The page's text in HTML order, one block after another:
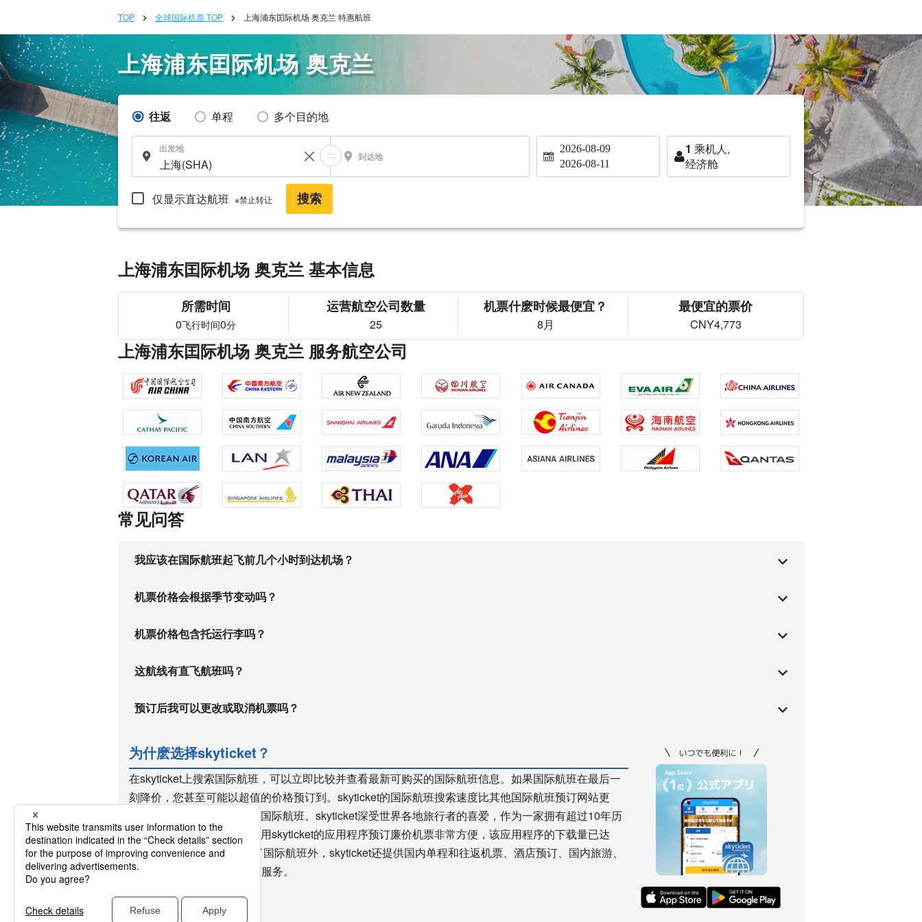
TOP 全球国际机票 TOP 上海浦东囯际机场 奥克兰 特惠航班
上海浦东囯际机场 奥克兰
往返 单程 多个目的地
出发地
到达地
2026-08-09
2026-08-11
1 乘机人,
经济舱
仅显示直达航班 ※禁止转让 搜索
上海浦东囯际机场 奥克兰 基本信息
所需时间
0飞行时间0分
运营航空公司数量
25
机票什麽时候最便宜？
8月
最便宜的票价
CNY4,773
上海浦东囯际机场 奥克兰 服务航空公司
常见问答
我应该在国际航班起飞前几个小时到达机场？
机票价格会根据季节变动吗？
机票价格包含托运行李吗？
这航线有直飞航班吗？
预订后我可以更改或取消机票吗？
为什麽选择skyticket？
在skyticket上搜索国际航班，可以立即比较并查看最新可购买的国际航班信息。如果国际航班在最后一
刻降价，您甚至可能以超值的价格预订到。skyticket的国际航班搜索速度比其他国际航班预订网站更
快，方便您在最后一刻预订国际航班。skyticket深受世界各地旅行者的喜爱，作为一家拥有超过10年历
史的廉价机票预订网站。使用skyticket的应用程序预订廉价机票非常方便，该应用程序的下载量已达
2300万次，用户众多。除了国际航班外，skyticket还提供国内单程和往返机票、酒店预订、国内旅游、
WiFi、高速巴士和租车预订服务。